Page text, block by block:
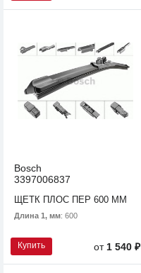
Bosch
3397006837
ЩЕТК ПЛОС ПЕР 600 MM
Длина 1, мм: 600
Купить от1 540 ₽